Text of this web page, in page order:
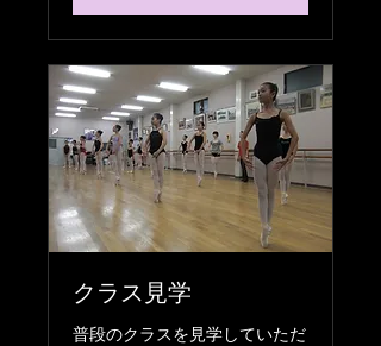
クラス見学
普段のクラスを見学していただ